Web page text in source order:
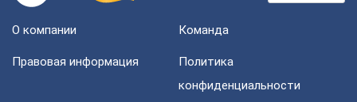
О компании Команда
Правовая информация
Политика
конфиденциальности